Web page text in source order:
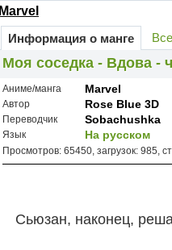
Marvel
Информация о манге
Моя соседка - Вдова -
Аниме/манга Marvel
Автор Rose Blue 3D
Переводчик Sobachushka
Язык На русском
Просмотров: 65450, загрузок: 985,
Сьюзан, наконец,